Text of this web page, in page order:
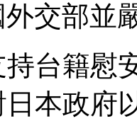
外交部並
持台籍慰
日本政府